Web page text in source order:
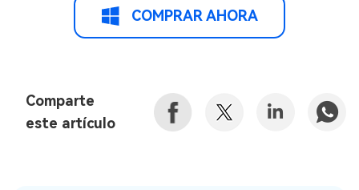
COMPRAR AHORA
Comparte
este artículo